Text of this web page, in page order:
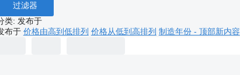
过滤器
类: 发布于
布于 价格由高到低排列 价格从低到高排列 制造年份 - 顶部新内容